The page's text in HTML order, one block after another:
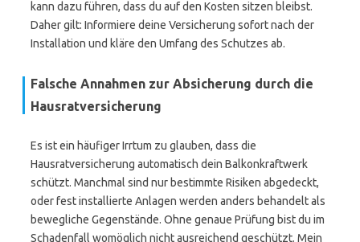
kann dazu führen, dass du auf den Kosten sitzen bleibst.
Daher gilt: Informiere deine Versicherung sofort nach der
Installation und kläre den Umfang des Schutzes ab.
Falsche Annahmen zur Absicherung durch die
Hausratversicherung
Es ist ein häufiger Irrtum zu glauben, dass die
Hausratversicherung automatisch dein Balkonkraftwerk
schützt. Manchmal sind nur bestimmte Risiken abgedeckt,
oder fest installierte Anlagen werden anders behandelt als
bewegliche Gegenstände. Ohne genaue Prüfung bist du im
Schadenfall womöglich nicht ausreichend geschützt. Mein